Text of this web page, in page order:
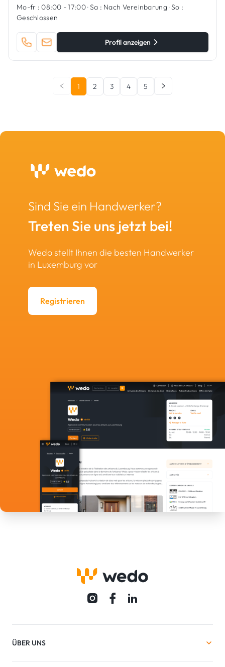
Mo-fr : 08:00 - 17:00·Sa : Nach Vereinbarung·So :
Geschlossen
Profil anzeigen
1 2 3 4 5
Sind Sie ein Handwerker?
Treten Sie uns jetzt bei!
Wedo stellt Ihnen die besten Handwerker
in Luxemburg vor
Registrieren
ÜBER UNS